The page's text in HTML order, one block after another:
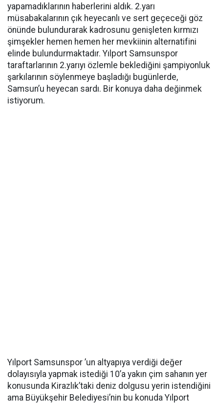
yapamadıklarının haberlerini aldık. 2.yarı
müsabakalarının çık heyecanlı ve sert geçeceği göz
önünde bulundurarak kadrosunu genişleten kırmızı
şimşekler hemen hemen her mevkiinin alternatifini
elinde bulundurmaktadır. Yılport Samsunspor
taraftarlarının 2.yarıyı özlemle beklediğini şampiyonluk
şarkılarının söylenmeye başladığı bugünlerde,
Samsun’u heyecan sardı. Bir konuya daha değinmek
istiyorum.
Yılport Samsunspor ’un altyapıya verdiği değer
dolayısıyla yapmak istediği 10’a yakın çim sahanın yer
konusunda Kirazlık’taki deniz dolgusu yerin istendiğini
ama Büyükşehir Belediyesi’nin bu konuda Yılport